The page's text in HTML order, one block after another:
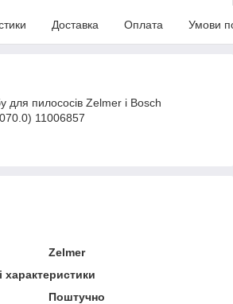
Доставка Оплата Умови
для пилососів Zelmer і Bosch
11006857
Zelmer
характеристики
Поштучно